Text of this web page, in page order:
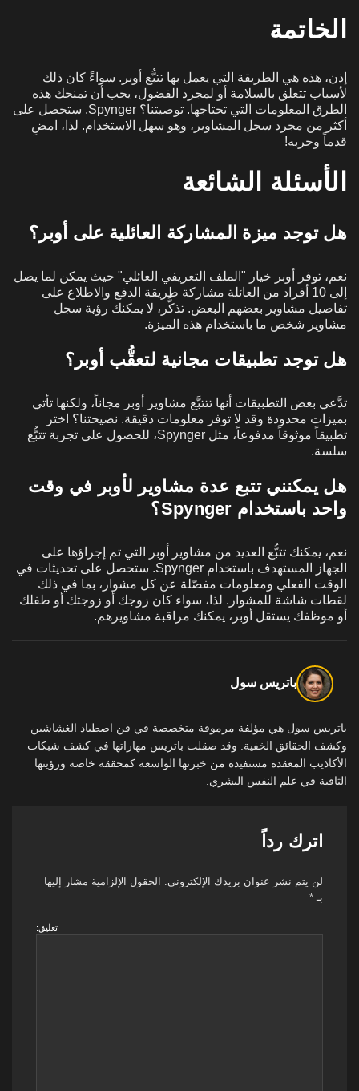
الخاتمة
إذن، هذه هي الطريقة التي يعمل بها تتبُّع أوبر. سواءً كان ذلك
لأسباب تتعلق بالسلامة أو لمجرد الفضول، يجب أن تمنحك هذه
الطرق المعلومات التي تحتاجها. توصيتنا؟ Spynger. ستحصل على
أكثر من مجرد سجل المشاوير، وهو سهل الاستخدام. لذا، امضِ
قدماً وجربه!
الأسئلة الشائعة
هل توجد ميزة المشاركة العائلية على أوبر؟
نعم، توفر أوبر خيار "الملف التعريفي العائلي" حيث يمكن لما يصل
إلى 10 أفراد من العائلة مشاركة طريقة الدفع والاطلاع على
تفاصيل مشاوير بعضهم البعض. تذكَّر، لا يمكنك رؤية سجل
مشاوير شخص ما باستخدام هذه الميزة.
هل توجد تطبيقات مجانية لتعقُّب أوبر؟
تدَّعي بعض التطبيقات أنها تتتبَّع مشاوير أوبر مجاناً، ولكنها تأتي
بميزات محدودة وقد لا توفر معلومات دقيقة. نصيحتنا؟ اختر
تطبيقاً موثوقاً مدفوعاً، مثل Spynger، للحصول على تجربة تتبُّع
سلسة.
هل يمكنني تتبع عدة مشاوير لأوبر في وقت
واحد باستخدام Spynger؟
نعم، يمكنك تتبُّع العديد من مشاوير أوبر التي تم إجراؤها على
الجهاز المستهدف باستخدام Spynger. ستحصل على تحديثات في
الوقت الفعلي ومعلومات مفصّلة عن كل مشوار، بما في ذلك
لقطات شاشة للمشوار. لذا، سواء كان زوجك أو زوجتك أو طفلك
أو موظفك يستقل أوبر، يمكنك مراقبة مشاويرهم.
باتريس سول
باتريس سول هي مؤلفة مرموقة متخصصة في فن اصطياد الغشاشين
وكشف الحقائق الخفية. وقد صقلت باتريس مهاراتها في كشف شبكات
الأكاذيب المعقدة مستفيدة من خبرتها الواسعة كمحققة خاصة ورؤيتها
الثاقبة في علم النفس البشري.
اترك رداً
لن يتم نشر عنوان بريدك الإلكتروني.
الحقول الإلزامية مشار إليها
بـ *
تعليق: